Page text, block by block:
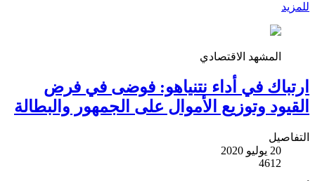
للمزيد
المشهد الاقتصادي
ارتباك في أداء نتنياهو: فوضى في فرض
القيود وتوزيع الأموال على الجمهور والبطالة
التفاصيل
20 يوليو 2020
4612